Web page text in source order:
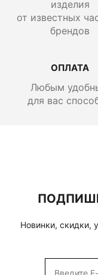
изделия
от известных
брендов
ОПЛАТА
Любым
для вас
Новинки, скидки,